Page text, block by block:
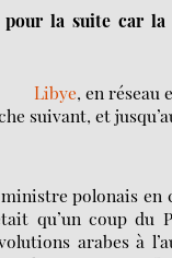
pour la suite car
Libye, en réseau
suivant, et
polonais en
qu’un coup du
arabes à